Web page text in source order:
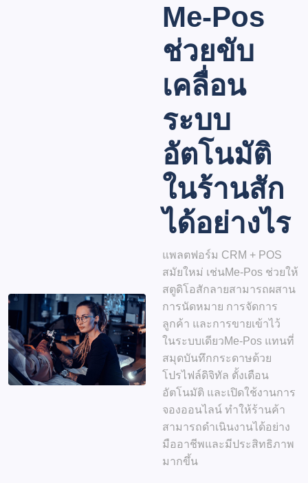
Me-Pos
ช่วยขับ
เคลื่อน
ระบบ
อัตโนมัติ
ในร้านสัก
ได้อย่างไร
แพลตฟอร์ม CRM + POS
สมัยใหม่ เช่นMe-Pos ช่วยให้
สตูดิโอสักลายสามารถผสาน
การนัดหมาย การจัดการ
ลูกค้า และการขายเข้าไว้
ในระบบเดียวMe-Pos แทนที่
สมุดบันทึกกระดาษด้วย
โปรไฟล์ดิจิทัล ตั้งเตือน
อัตโนมัติ และเปิดใช้งานการ
จองออนไลน์ ทำให้ร้านค้า
สามารถดำเนินงานได้อย่าง
มืออาชีพและมีประสิทธิภาพ
มากขึ้น